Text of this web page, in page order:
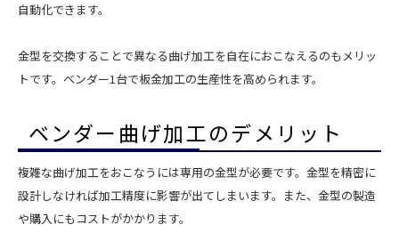
自動化できます。
金型を交換することで異なる曲げ加工を自在におこなえるのもメリッ
トです。ベンダー1台で板金加工の生産性を高められます。
ベンダー曲げ加工のデメリット
複雑な曲げ加工をおこなうには専用の金型が必要です。金型を精密に
設計しなければ加工精度に影響が出てしまいます。また、金型の製造
や購入にもコストがかかります。